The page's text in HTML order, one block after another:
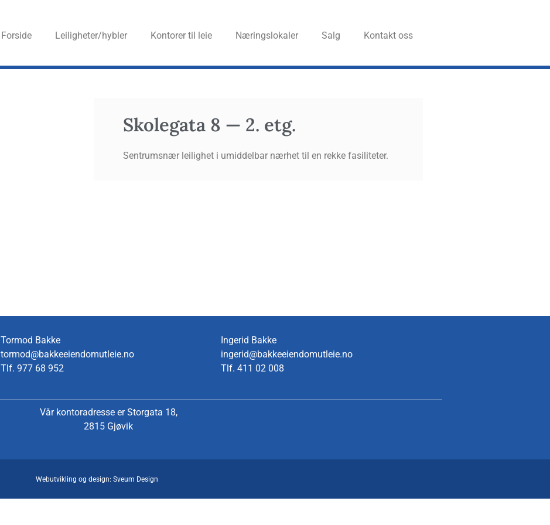
For­si­de Leiligheter/hybler Kon­to­rer til leie Nærings­lo­ka­ler Salg Kon­takt oss
Skole­gata 8 — 2. etg.
Sentrumsnær leilighet i umiddelbar nærhet til en rekke fasiliteter.
Tormod Bakke
tormod@bakkeeiendomutleie.no
Tlf.977 68 952
Ingerid Bakke
ingerid@bakkeeiendomutleie.no
Tlf.411 02 008
Vår kontoradresse er Storgata 18,
2815 Gjøvik
Webutvikling og design: Sveum Design